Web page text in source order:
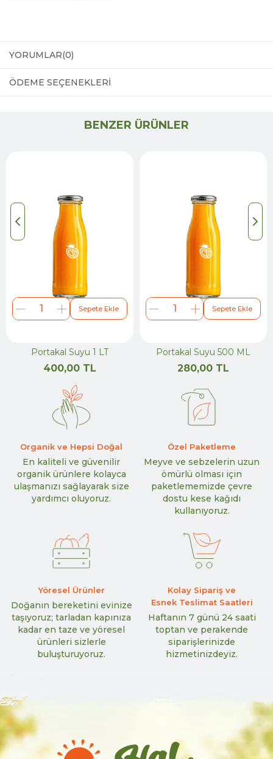
YORUMLAR(0)
ÖDEME SEÇENEKLERI
BENZER ÜRÜNLER
Sepete Ekle
Portakal Suyu 1 LT
400,00 TL
Sepete Ekle
Portakal Suyu 500 ML
280,00 TL
Organik ve Hepsi Doğal
En kaliteli ve güvenilir
organik ürünlere kolayca
ulaşmanızı sağlayarak size
yardımcı oluyoruz.
Özel Paketleme
Meyve ve sebzelerin uzun
ömürlü olması için
paketlememizde çevre
dostu kese kağıdı
kullanıyoruz.
Yöresel Ürünler
Doğanın bereketini evinize
taşıyoruz; tarladan kapınıza
kadar en taze ve yöresel
ürünleri sizlerle
buluşturuyoruz.
Kolay Sipariş ve
Esnek Teslimat Saatleri
Haftanın 7 günü 24 saati
toptan ve perakende
siparişlerinizde
hizmetinizdeyiz.